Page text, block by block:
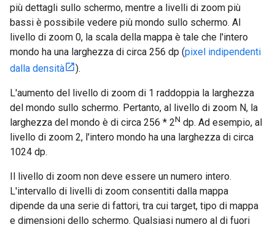
più dettagli sullo schermo, mentre a livelli di zoom più
bassi è possibile vedere più mondo sullo schermo. Al
livello di zoom 0, la scala della mappa è tale che l'intero
mondo ha una larghezza di circa 256 dp (pixel indipendenti
dalla densità
).
L'aumento del livello di zoom di 1 raddoppia la larghezza
del mondo sullo schermo. Pertanto, al livello di zoom N, la
larghezza del mondo è di circa 256 * 2N dp. Ad esempio, al
livello di zoom 2, l'intero mondo ha una larghezza di circa
1024 dp.
Il livello di zoom non deve essere un numero intero.
L'intervallo di livelli di zoom consentiti dalla mappa
dipende da una serie di fattori, tra cui target, tipo di mappa
e dimensioni dello schermo. Qualsiasi numero al di fuori